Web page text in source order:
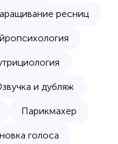
ресниц
и дубляж
Парикмахер
голоса